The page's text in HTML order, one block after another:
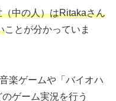
中の人）はRitakaさん
ことが分かっていま
楽ゲームや「バイオハ
ゲーム実況を行う